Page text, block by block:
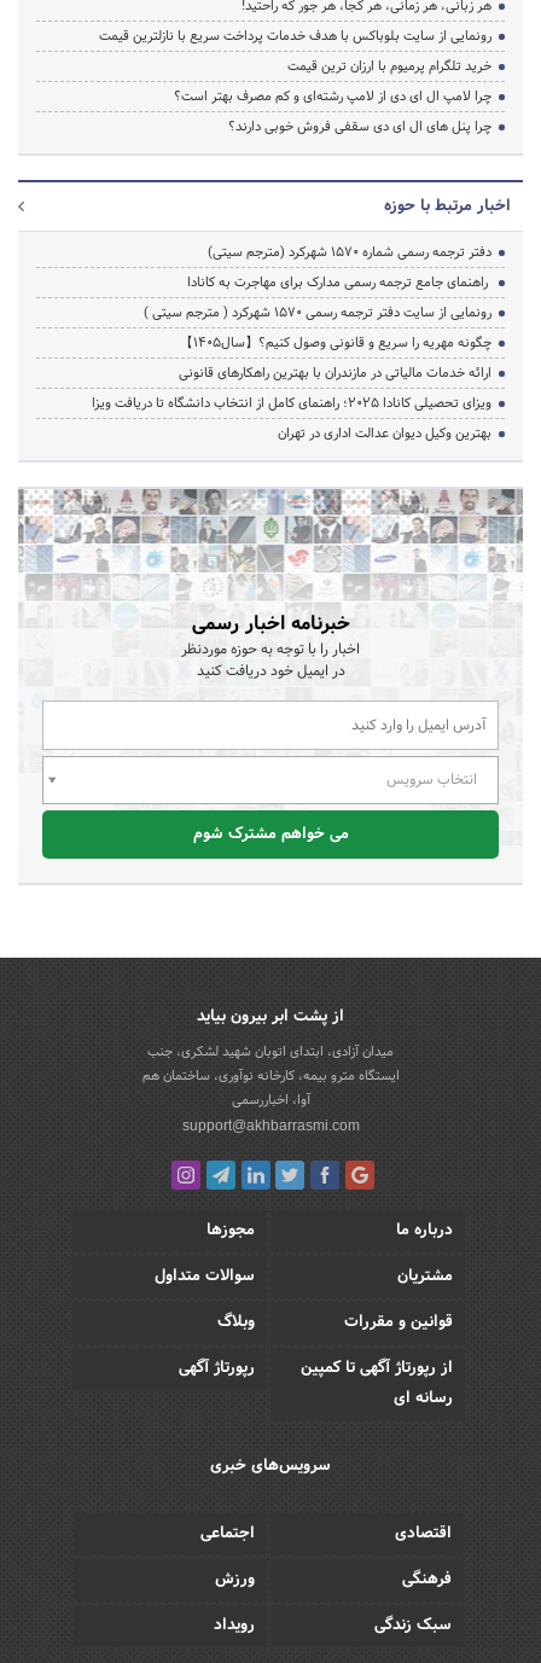
هر زبانی، هر زمانی، هر کجا، هر جور که راحتید!
رونمایی از سایت بلوباکس با هدف خدمات پرداخت سریع با نازلترین قیمت
خرید تلگرام پرمیوم با ارزان ترین قیمت
چرا لامپ ال ای دی از لامپ رشته‌ای و کم مصرف بهتر است؟
چرا پنل های ال ای دی سقفی فروش خوبی دارند؟
اخبار مرتبط با حوزه
دفتر ترجمه رسمی شماره ۱۵۷۰ شهرکرد (مترجم سیتی)
راهنمای جامع ترجمه رسمی مدارک برای مهاجرت به کانادا
رونمایی از سایت دفتر ترجمه رسمی 1570 شهرکرد ( مترجم سیتی )
چگونه مهریه را سریع و قانونی وصول کنیم؟【سال1405】
ارائه خدمات مالیاتی در مازندران با بهترین راهکارهای قانونی
ویزای تحصیلی کانادا ۲۰۲۵؛ راهنمای کامل از انتخاب دانشگاه تا دریافت ویزا
بهترین وکیل دیوان عدالت اداری در تهران
خبرنامه اخبار رسمی
اخبار را با توجه به حوزه موردنظر
در ایمیل خود دریافت کنید
انتخاب سرویس
می خواهم مشترک شوم
از پشت ابر بیرون بیاید
میدان آزادی، ابتدای اتوبان شهید لشکری، جنب
ایستگاه مترو بیمه، کارخانه نوآوری، ساختمان هم
آوا، اخباررسمی
support@akhbarrasmi.com
درباره ما
مجوزها
مشتریان
سوالات متداول
قوانین و مقررات
وبلاگ
از رپورتاژ آگهی تا کمپین
رسانه ای
رپورتاژ آگهی
سرویس‌های خبری
اقتصادی
اجتماعی
فرهنگی
ورزش
سبک زندگی
رویداد